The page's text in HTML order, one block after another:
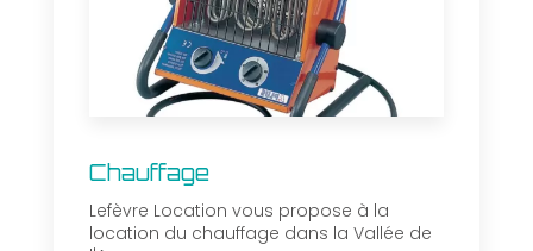
Chauffage
Lefèvre Location vous propose à la
location du chauffage dans la Vallée de